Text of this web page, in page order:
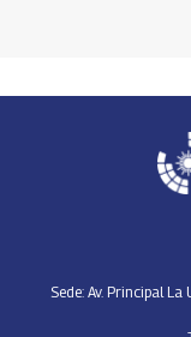
Sede: Av. Principal